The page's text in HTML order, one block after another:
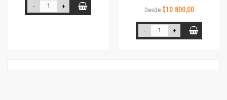
- +
Desde $10.800,00
- +